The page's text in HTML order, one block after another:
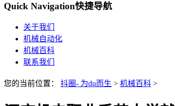
Quick Navigation快捷导航
关于我们
机械自动化
机械百科
联系我们
您的当前位置： 抖圈- 为du而生 > 机械百科 >